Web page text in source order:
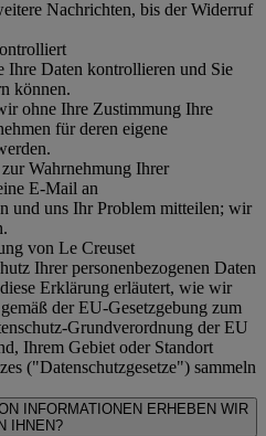
Nachrichten, bis der Widerruf
Ihre Daten kontrollieren und Sie
können.
ohne Ihre Zustimmung Ihre
für deren eigene
Wahrnehmung Ihrer
E-Mail an
und uns Ihr Problem mitteilen; wir
von Le Creuset
Ihrer personenbezogenen Daten
Erklärung erläutert, wie wir
der EU-Gesetzgebung zum
Grundverordnung der EU
Ihrem Gebiet oder Standort
("Datenschutzgesetze") sammeln
INFORMATIONEN ERHEBEN WIR
IHNEN?